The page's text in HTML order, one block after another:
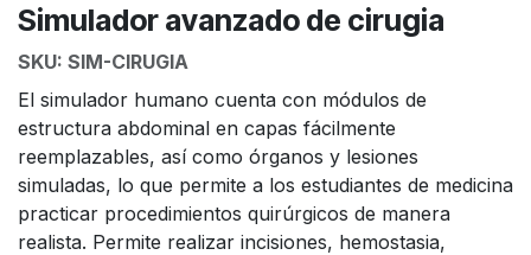
Simulador avanzado de cirugia
SKU: SIM-CIRUGIA
El simulador humano cuenta con módulos de
estructura abdominal en capas fácilmente
reemplazables, así como órganos y lesiones
simuladas, lo que permite a los estudiantes de medicina
practicar procedimientos quirúrgicos de manera
realista. Permite realizar incisiones, hemostasia,